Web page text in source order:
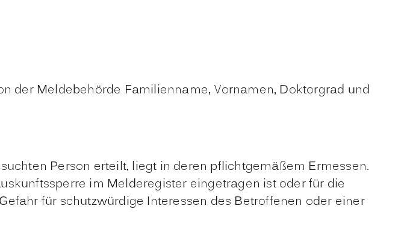
der Meldebehörde Familienname, Vornamen, Doktorgrad und
Person erteilt, liegt in deren pflichtgemäßem Ermessen.
im Melderegister eingetragen ist oder für die
für schutzwürdige Interessen des Betroffenen oder einer